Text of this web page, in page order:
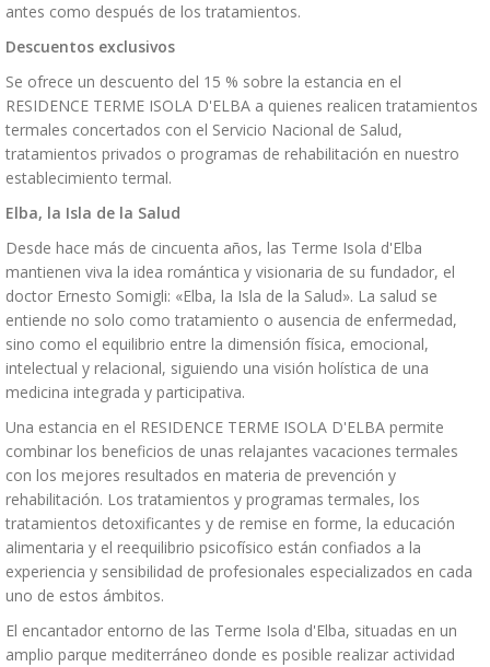
antes como después de los tratamientos.
Descuentos exclusivos
Se ofrece un descuento del 15 % sobre la estancia en el
RESIDENCE TERME ISOLA D'ELBA a quienes realicen tratamientos
termales concertados con el Servicio Nacional de Salud,
tratamientos privados o programas de rehabilitación en nuestro
establecimiento termal.
Elba, la Isla de la Salud
Desde hace más de cincuenta años, las Terme Isola d'Elba
mantienen viva la idea romántica y visionaria de su fundador, el
doctor Ernesto Somigli: «Elba, la Isla de la Salud». La salud se
entiende no solo como tratamiento o ausencia de enfermedad,
sino como el equilibrio entre la dimensión física, emocional,
intelectual y relacional, siguiendo una visión holística de una
medicina integrada y participativa.
Una estancia en el RESIDENCE TERME ISOLA D'ELBA permite
combinar los beneficios de unas relajantes vacaciones termales
con los mejores resultados en materia de prevención y
rehabilitación. Los tratamientos y programas termales, los
tratamientos detoxificantes y de remise en forme, la educación
alimentaria y el reequilibrio psicofísico están confiados a la
experiencia y sensibilidad de profesionales especializados en cada
uno de estos ámbitos.
El encantador entorno de las Terme Isola d'Elba, situadas en un
amplio parque mediterráneo donde es posible realizar actividad